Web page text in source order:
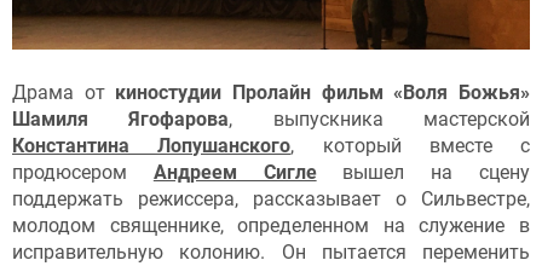
Драма от киностудии
Пролайн фильм «Воля Божья»
Шамиля Ягофарова, выпускника мастерской
Константина Лопушанского, который вместе с
продюсером Андреем Сиглевышел на сцену
поддержать режиссера, рассказывает о Сильвестре,
молодом священнике, определенном на служение в
исправительную колонию. Он пытается переменить